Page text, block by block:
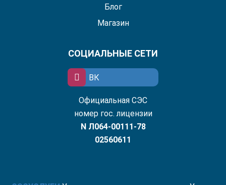
Блог
Магазин
СОЦИАЛЬНЫЕ СЕТИ
ВК
Официальная СЭС
номер гос. лицензии
N Л064-00111-78
02560611